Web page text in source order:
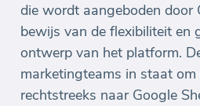
die wordt aangeboden door
bewijs van de flexibiliteit en
ontwerp van het platform.
marketingteams in staat om
rechtstreeks naar Google